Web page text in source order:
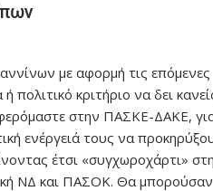
με αφορμή τις επόμενες
πολιτικό κριτήριο να δει
στην ΠΑΣΚΕ-ΔΑΚΕ,
ενέργειά τους να
έτσι «συγχωροχάρτι»
ΝΔ και ΠΑΣΟΚ. Θα